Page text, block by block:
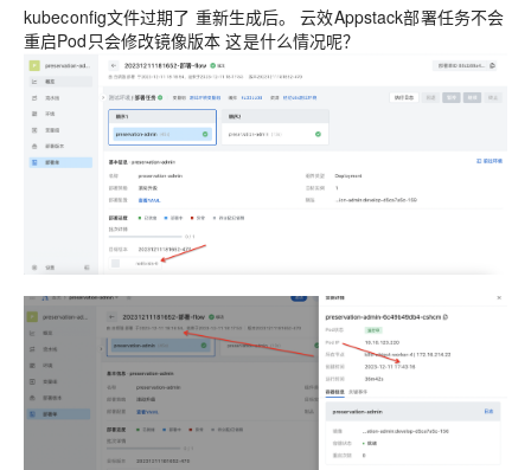
kubeconfig文件过期了 重新生成后。 云效Appstack部署任务不会
重启Pod只会修改镜像版本 这是什么情况呢？